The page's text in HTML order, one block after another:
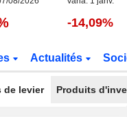
-14,09%
Actualités
de levier Produits